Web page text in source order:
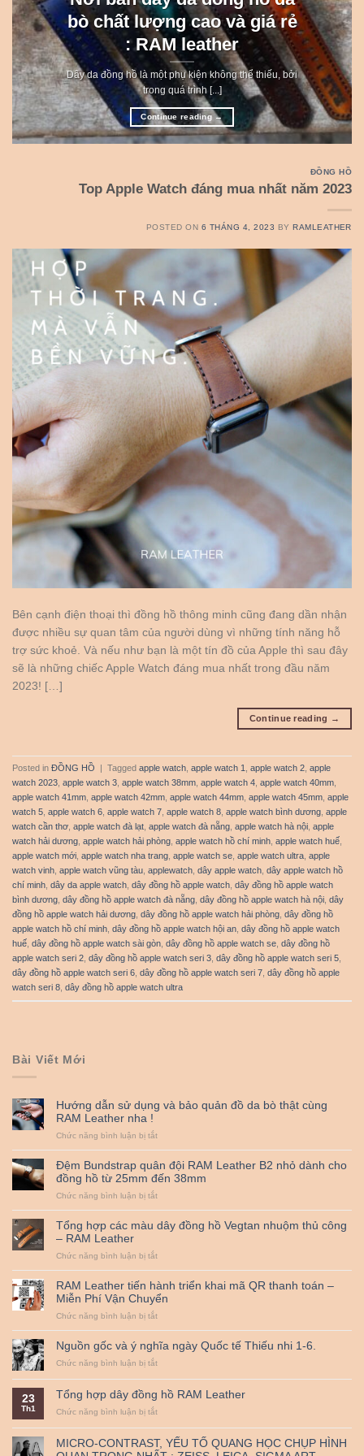
bò chất lượng cao và giá rẻ
: RAM leather
Dây da đồng hồ là một phụ kiện không thể thiếu, bởi
trong quá trình [...]
Continue reading →
ĐỒNG HỒ
Top Apple Watch đáng mua nhất năm 2023
POSTED ON 6 THÁNG 4, 2023 BYRAMLEATHER
Bên cạnh điện thoại thì đồng hồ thông minh cũng đang dần nhận
được nhiều sự quan tâm của người dùng vì những tính năng hỗ
trợ sức khoẻ. Và nếu như bạn là một tín đồ của Apple thì sau đây
sẽ là những chiếc Apple Watch đáng mua nhất trong đầu năm
2023! […]
Continue reading →
Posted in ĐỒNG HỒ Tagged apple watch, apple watch 1, apple watch 2, apple
watch 2023, apple watch 3, apple watch 38mm, apple watch 4, apple watch 40mm,
apple watch 41mm, apple watch 42mm, apple watch 44mm, apple watch 45mm, apple
watch 5, apple watch 6, apple watch 7, apple watch 8, apple watch bình dương, apple
watch cần thơ, apple watch đà lạt, apple watch đà nẵng, apple watch hà nội, apple
watch hải dương, apple watch hải phòng, apple watch hồ chí minh, apple watch huế,
apple watch mới, apple watch nha trang, apple watch se, apple watch ultra, apple
watch vinh, apple watch vũng tàu, applewatch, dây apple watch, dây apple watch hồ
chí minh, dây da apple watch, dây đồng hồ apple watch, dây đồng hồ apple watch
bình dương, dây đồng hồ apple watch đà nẵng, dây đồng hồ apple watch hà nội, dây
đồng hồ apple watch hải dương, dây đồng hồ apple watch hải phòng, dây đồng hồ
apple watch hồ chí minh, dây đồng hồ apple watch hội an, dây đồng hồ apple watch
huế, dây đồng hồ apple watch sài gòn, dây đồng hồ apple watch se, dây đồng hồ
apple watch seri 2, dây đồng hồ apple watch seri 3, dây đồng hồ apple watch seri 5,
dây đồng hồ apple watch seri 6, dây đồng hồ apple watch seri 7, dây đồng hồ apple
watch seri 8, dây đồng hồ apple watch ultra
Bài Viết Mới
Hướng dẫn sử dụng và bảo quản đồ da bò thật cùng
RAM Leather nha !
Chức năng bình luận bị tắtở
sử
dụng
và
quản
đồ
bò
thật
cùng
RAM
Leather
nha
!
Đệm Bundstrap quân đội RAM Leather B2 nhỏ dành cho
đồng hồ từ 25mm đến 38mm
Chức năng bình luận bị tắtở
Bundstrap
quân
RAM
B2
nhỏ
dành
cho
đồng
hồ
25mm
đến
38mm
Tổng hợp các màu dây đồng hồ Vegtan nhuộm thủ công
– RAM Leather
Chức năng bình luận bị tắtở
các
màu
dây
hồ
Vegtan
nhuộm
công
RAM
RAM Leather tiến hành triển khai mã QR thanh toán –
Miễn Phí Vận Chuyển
Chức năng bình luận bị tắtở
tiến
hành
khai
mã
QR
–
Nguồn gốc và ý nghĩa ngày Quốc tế Thiếu nhi 1-6.
Chức năng bình luận bị tắtở
và
ý
Quốc
23
Th1
Tổng hợp dây đồng hồ RAM Leather
Chức năng bình luận bị tắtở
dây
MICRO-CONTRAST, YẾU TỐ QUANG HỌC CHỤP HÌNH